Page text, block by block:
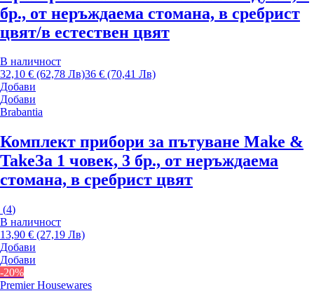
бр., от неръждаема стомана, в сребрист
цвят/в естествен цвят
В наличност
32,10 € (62,78 Лв)36 € (70,41 Лв)
Добави
Добави
Brabantia
Комплект прибори за пътуване Make &
TakeЗа 1 човек, 3 бр., от неръждаема
стомана, в сребрист цвят
(4)
В наличност
13,90 € (27,19 Лв)
Добави
Добави
-20%
Premier Housewares